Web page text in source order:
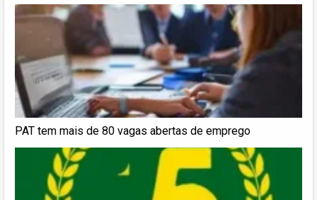
PAT tem mais de 80 vagas abertas de emprego